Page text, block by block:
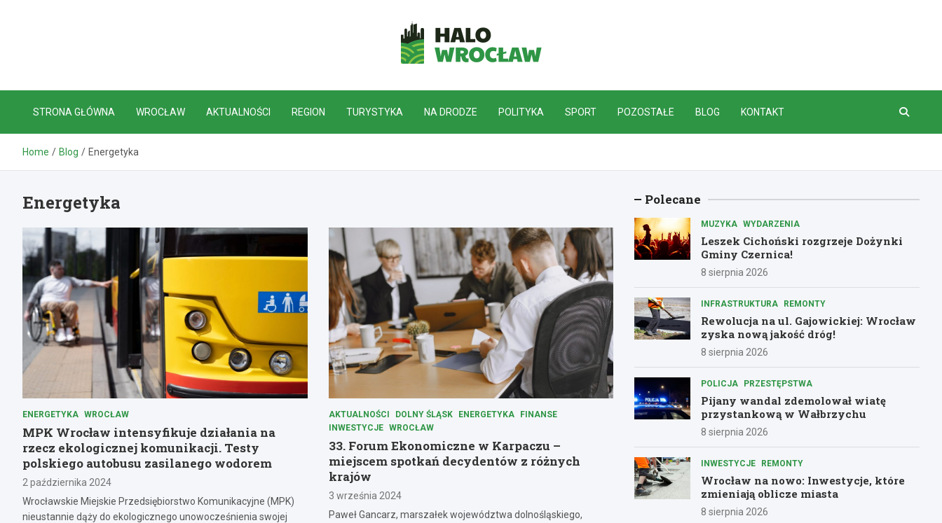
HaloWrocław.pl
STRONA GŁÓWNA WROCŁAW AKTUALNOŚCI REGION TURYSTYKA NA DRODZE POLITYKA SPORT POZOSTAŁE BLOG KONTAKT
Home Blog Energetyka
Energetyka
ENERGETYKA WROCŁAW
MPK Wrocław intensyfikuje działania na
rzecz ekologicznej komunikacji. Testy
polskiego autobusu zasilanego wodorem
2 października 2024
Wrocławskie Miejskie Przedsiębiorstwo Komunikacyjne (MPK)
nieustannie dąży do ekologicznego unowocześnienia swojej
AKTUALNOŚCI DOLNY ŚLĄSK ENERGETYKA
FINANSE
INWESTYCJE WROCŁAW
33. Forum Ekonomiczne w Karpaczu –
miejscem spotkań decydentów z różnych
krajów
3 września 2024
Paweł Gancarz, marszałek województwa dolnośląskiego,
Polecane
MUZYKA WYDARZENIA
Leszek Cichoński rozgrzeje Dożynki
Gminy Czernica!
8 sierpnia 2026
INFRASTRUKTURA REMONTY
Rewolucja na ul. Gajowickiej: Wrocław
zyska nową jakość dróg!
8 sierpnia 2026
POLICJA PRZESTĘPSTWA
Pijany wandal zdemolował wiatę
przystankową w Wałbrzychu
8 sierpnia 2026
INWESTYCJE REMONTY
Wrocław na nowo: Inwestycje, które
zmieniają oblicze miasta
8 sierpnia 2026